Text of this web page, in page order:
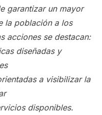
garantizar un mayor
la población a los
acciones se destacan:
diseñadas y
a visibilizar la
disponibles.